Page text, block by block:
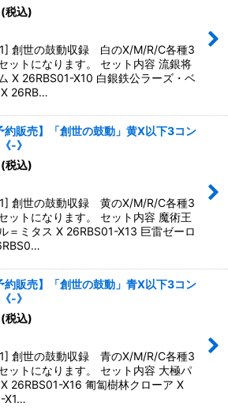
(税込)
創世の鼓動収録 白のX/M/R/C各種3
ットになります。 セット内容 流銀将
X 26RBS01-X10 白銀鉄公ラーズ・ベ
X 26RB…
約販売】「創世の鼓動」黄X以下3コン
-》
(税込)
創世の鼓動収録 黄のX/M/R/C各種3
ットになります。 セット内容 魔術王
＝ミタス X 26RBS01-X13 巨雷ゼーロ
約販売】「創世の鼓動」青X以下3コン
-》
(税込)
創世の鼓動収録 青のX/M/R/C各種3
ットになります。 セット内容 大極パ
26RBS01-X16 匍匐樹林クローア X
X1…